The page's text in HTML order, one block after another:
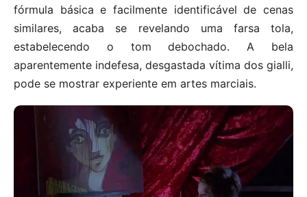
fórmula básica e facilmente identificável de cenas
similares, acaba se revelando uma farsa tola,
estabelecendo o tom debochado. A bela
aparentemente indefesa, desgastada vítima dos gialli,
pode se mostrar experiente em artes marciais.